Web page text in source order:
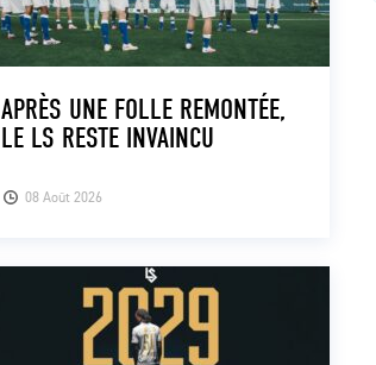
08 Août 2026
APRÈS UNE FOLLE REMONTÉE,
LE LS RESTE INVAINCU